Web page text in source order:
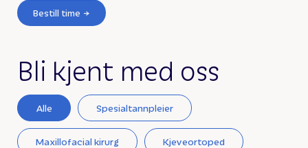
Bestill time
Bli kjent med oss
Alle Spesialtannpleier
Maxillofacial kirurg Kjeveortoped